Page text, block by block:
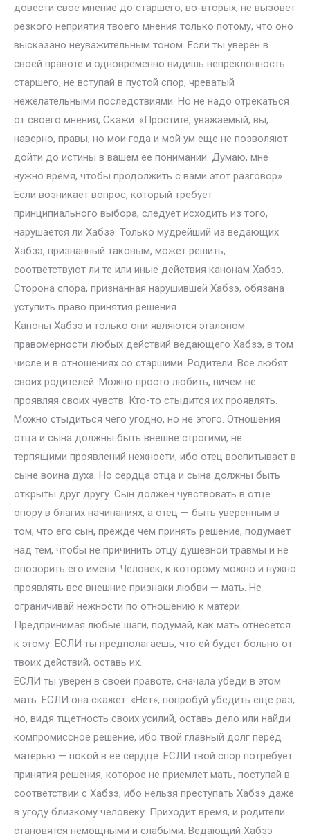
довести свое мнение до старшего, во-вторых, не вызовет
резкого неприятия твоего мнения только потому, что оно
высказано неуважительным тоном. Если ты уверен в
своей правоте и одновременно видишь непреклонность
старшего, не вступай в пустой спор, чреватый
нежелательными последствиями. Но не надо отрекаться
от своего мнения, Скажи: «Простите, уважаемый, вы,
наверно, правы, но мои года и мой ум еще не позволяют
дойти до истины в вашем ее понимании. Думаю, мне
нужно время, чтобы продолжить с вами этот разговор».
Если возникает вопрос, который требует
принципиального выбора, следует исходить из того,
нарушается ли Хабзэ. Только мудрейший из ведающих
Хабзэ, признанный таковым, может решить,
соответствуют ли те или иные действия канонам Хабзэ.
Сторона спора, признанная нарушившей Хабзэ, обязана
уступить право принятия решения.
Каноны Хабзэ и только они являются эталоном
правомерности любых действий ведающего Хабзэ, в том
числе и в отношениях со старшими. Родители. Все любят
своих родителей. Можно просто любить, ничем не
проявляя своих чувств. Кто-то стыдится их проявлять.
Можно стыдиться чего угодно, но не этого. Отношения
отца и сына должны быть внешне строгими, не
терпящими проявлений нежности, ибо отец воспитывает в
сыне воина духа. Но сердца отца и сына должны быть
открыты друг другу. Сын должен чувствовать в отце
опору в благих начинаниях, а отец — быть уверенным в
том, что его сын, прежде чем принять решение, подумает
над тем, чтобы не причинить отцу душевной травмы и не
опозорить его имени. Человек, к которому можно и нужно
проявлять все внешние признаки любви — мать. Не
ограничивай нежности по отношению к матери.
Предпринимая любые шаги, подумай, как мать отнесется
к этому. ЕСЛИ ты предполагаешь, что ей будет больно от
твоих действий, оставь их.
ЕСЛИ ты уверен в своей правоте, сначала убеди в этом
мать. ЕСЛИ она скажет: «Нет», попробуй убедить еще раз,
но, видя тщетность своих усилий, оставь дело или найди
компромиссное решение, ибо твой главный долг перед
матерью — покой в ее сердце. ЕСЛИ твой спор потребует
принятия решения, которое не приемлет мать, поступай в
соответствии с Хабзэ, ибо нельзя преступать Хабзэ даже
в угоду близкому человеку. Приходит время, и родители
становятся немощными и слабыми. Ведающий Хабзэ